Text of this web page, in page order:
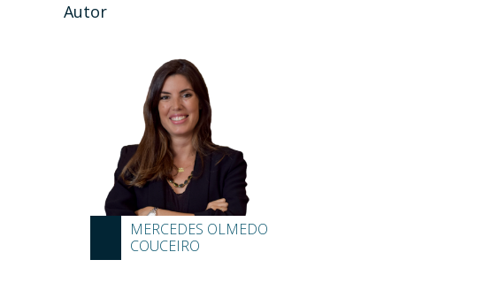
Autor
MERCEDES OLMEDO
COUCEIRO